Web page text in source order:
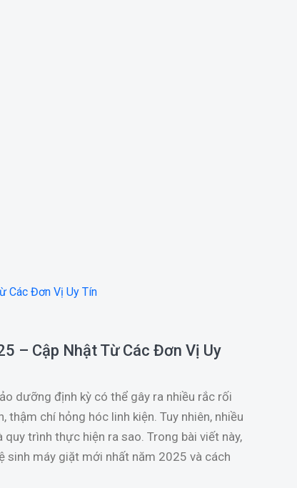
– Cập Nhật Từ Các Đơn Vị Uy
dưỡng định kỳ có thể gây ra nhiều rắc rối
chí hỏng hóc linh kiện. Tuy nhiên, nhiều
trình thực hiện ra sao. Trong bài viết này,
sinh máy giặt mới nhất năm 2025 và cách